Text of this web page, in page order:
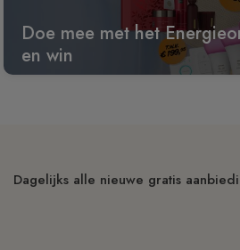
Doe mee met het
en win
Dagelijks alle nieuwe gratis